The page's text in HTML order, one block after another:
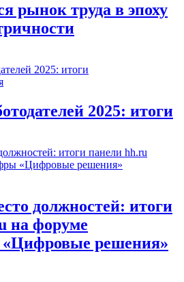
рынок труда в эпоху
2025: итоги
должностей: итоги
на форуме
решения»